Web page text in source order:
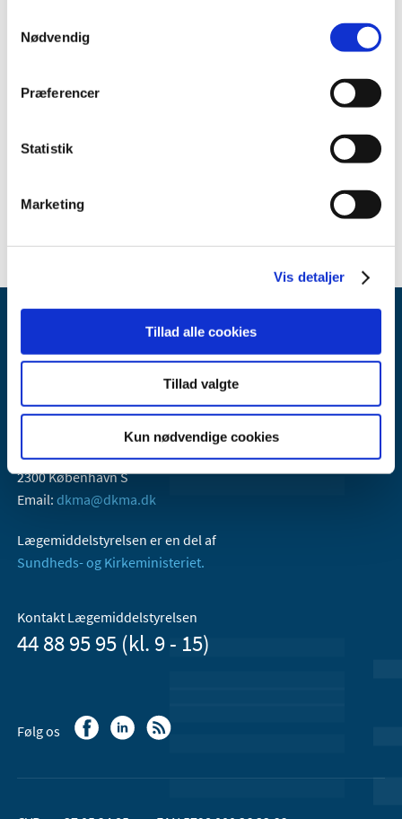
Nødvendig
Præferencer
Statistik
Marketing
Vis detaljer
Tillad alle cookies
Tillad valgte
Kun nødvendige cookies
august (2)
april (3)
2020 (11)
2018 (45)
Lægemiddelstyrelsen
Axel Heides Gade 1
2300 København S
Email: dkma@dkma.dk
Lægemiddelstyrelsen er en del af
Sundheds- og Kirkeministeriet.
Kontakt Lægemiddelstyrelsen
44 88 95 95 (kl. 9 - 15)
Følg os